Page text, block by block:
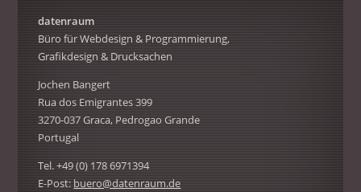
datenraum
Büro für Webdesign & Programmierung,
Grafikdesign & Drucksachen
Jochen Bangert
Rua dos Emigrantes 399
3270-037 Graca, Pedrogao Grande
Portugal
Tel. +49 (0) 178 6971394
E-Post:buero@datenraum.de